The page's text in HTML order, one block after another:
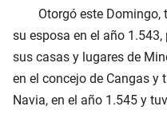
Otorgó este
su esposa en el año
sus casas y lugares de
en el concejo de Cangas y
Navia, en el año 1.545 y